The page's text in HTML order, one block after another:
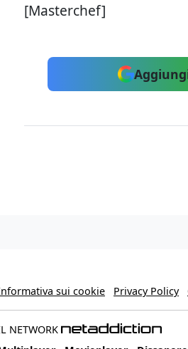
[Masterchef]
sui cookie Privacy Policy
NETWORK